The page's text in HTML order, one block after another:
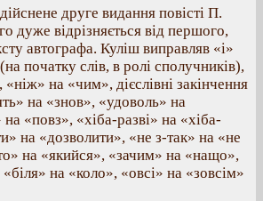
друге видання повісті П.
дуже відрізняється від першого,
автографа. Куліш виправляв «і»
початку слів, в ролі сполучників),
на «чим», дієслівні закінчення
на «знов», «удоволь» на
«повз», «хіба-разві» на «хіба-
на «дозволити», «не з-так» на «не
на «якийся», «зачим» на «нащо»,
на «коло», «овсі» на «зовсім»